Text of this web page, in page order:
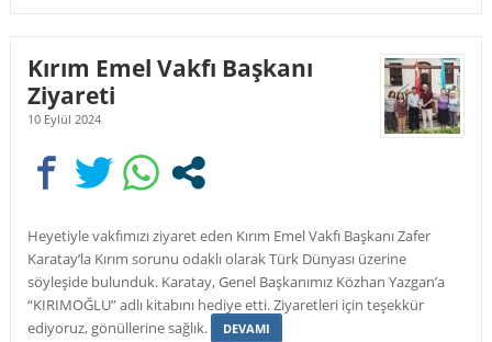
Kırım Emel Vakfı Başkanı
Ziyareti
10 Eylül 2024
Heyetiyle vakfımızı ziyaret eden Kırım Emel Vakfı Başkanı Zafer
Karatay’la Kırım sorunu odaklı olarak Türk Dünyası üzerine
söyleşide bulunduk. Karatay, Genel Başkanımız Közhan Yazgan’a
“KIRIMOĞLU” adlı kitabını hediye etti. Ziyaretleri için teşekkür
ediyoruz, gönüllerine sağlık.
DEVAMI